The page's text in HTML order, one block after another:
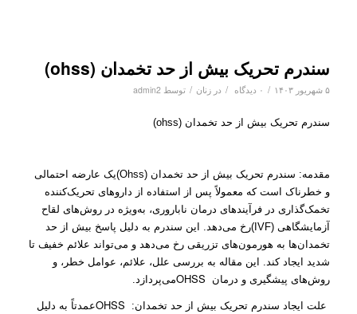
سندرم تحریک بیش از حد تخمدان (ohss)
۵ شهریور ۱۴۰۳ / ۰ دیدگاه / در زنان / توسط admin2
سندرم تحریک بیش از حد تخمدان (ohss)
مقدمه: سندرم تحریک بیش از حد تخمدان (Ohss)
یک عارضه احتمالی
و خطرناک است که معمولاً پس از استفاده از داروهای تحریک‌کننده
تخمک‌گذاری در فرآیندهای درمان ناباروری، به‌ویژه در روش‌های لقاح
آزمایشگاهی (IVF)
رخ می‌دهد. این سندرم به دلیل پاسخ بیش از حد
تخمدان‌ها به هورمون‌های تزریقی رخ می‌دهد و می‌تواند علائم خفیف تا
شدید ایجاد کند. این مقاله به بررسی علل، علائم، عوامل خطر، و
روش‌های پیشگیری و درمان
OHSSمی‌پردازد.
علت ایجاد سندرم تحریک بیش از حد تخمدان: OHSSعمدتاً به دلیل